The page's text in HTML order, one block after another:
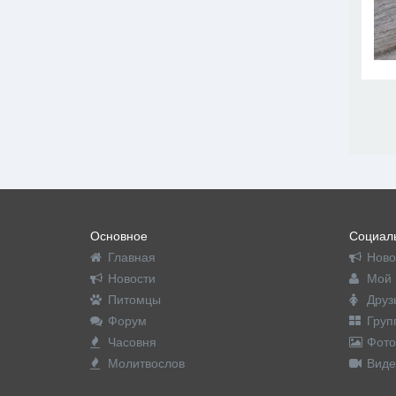
Основное
Главная
Новости
Питомцы
Форум
Часовня
Молитвослов
Мой
Фото